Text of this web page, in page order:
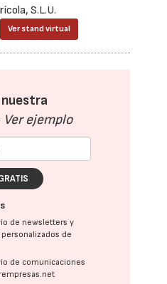
S.L.U.
Ver stand virtual
nuestra
Ver ejemplo
de newsletters y
de
de comunicaciones